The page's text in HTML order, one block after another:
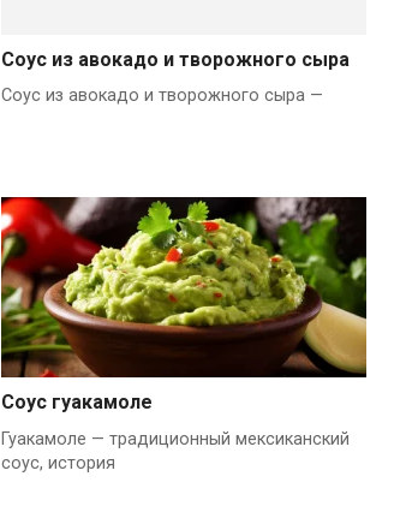
Соус из авокадо и творожного сыра
Соус из авокадо и творожного сыра —
Соус гуакамоле
Гуакамоле — традиционный мексиканский
соус, история